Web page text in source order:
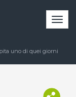
uno di quei giorni